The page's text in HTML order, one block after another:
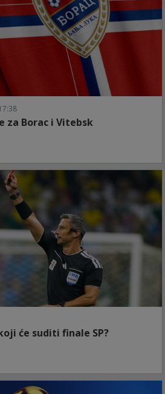
za Borac i Vitebsk
će suditi finale SP?